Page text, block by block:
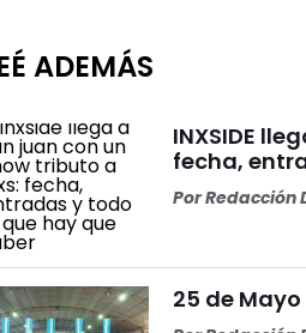
ADEMÁS
INXSIDE
fecha,
PorRedacción
25 de